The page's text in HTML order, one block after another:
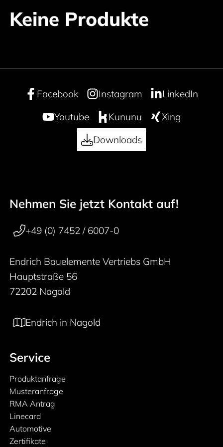
Keine Produkte
Facebook Instagram
LinkedIn
Youtube
Kununu
Xing
Downloads
50 years
Footer navigation
Nehmen Sie jetzt Kontakt auf!
+49 (0) 7452 / 6007-0
Endrich Bauelemente Vertriebs GmbH
Hauptstraße 56
72202 Nagold
Endrich in Nagold
Service
Produktanfrage
Musteranfrage
RMA Antrag
Linecard
Automotive
Zertifikate